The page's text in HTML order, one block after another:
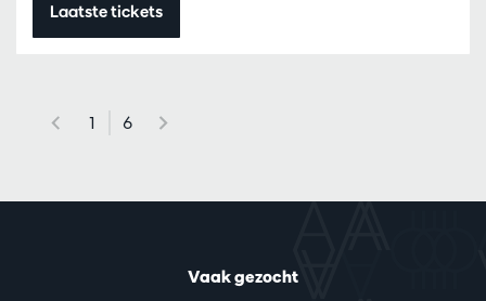
Laatste tickets
1 6
Vaak gezocht